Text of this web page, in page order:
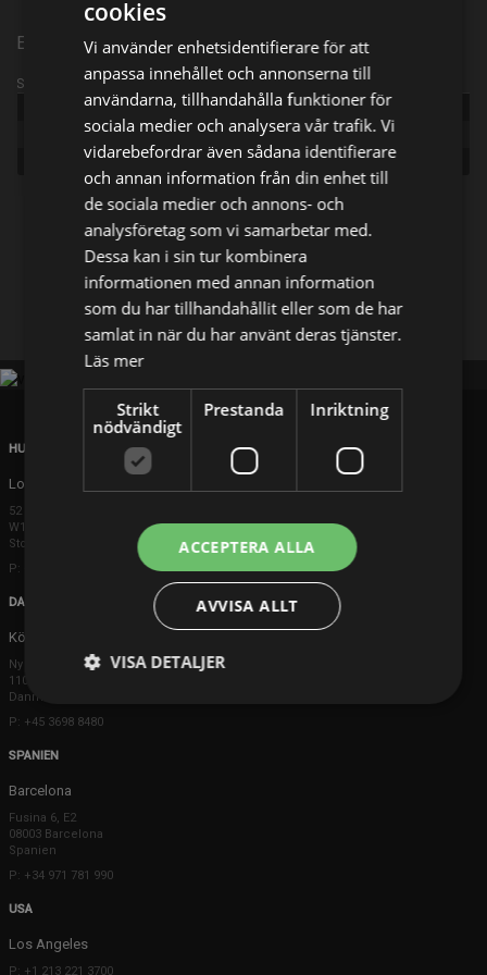
Episode 2
Sändningsinformation
Publicerad: 2023
Bootleg Buggy
Dokumentär
Facebook X E-postadress
HUVUDKONTOR
London
52 Brook Street
W1K 5DS London
Storbritannien
P: +44 203 608 8181
DANMARK
Köpenhamn
Ny Østergade 20
1101 København K
Danmark
P: +45 3698 8480
SPANIEN
Barcelona
Fusina 6, E2
08003 Barcelona
Spanien
P: +34 971 781 990
USA
Los Angeles
P: +1 213 221 3700
cookies
Vi använder enhetsidentifierare för att
anpassa innehållet och annonserna till
användarna, tillhandahålla funktioner för
sociala medier och analysera vår trafik. Vi
vidarebefordrar även sådana identifierare
och annan information från din enhet till
de sociala medier och annons- och
analysföretag som vi samarbetar med.
Dessa kan i sin tur kombinera
informationen med annan information
som du har tillhandahållit eller som de har
samlat in när du har använt deras tjänster.
Läs mer
Strikt
nödvändigt
Prestanda Inriktning
ACCEPTERA ALLA
AVVISA ALLT
VISA DETALJER